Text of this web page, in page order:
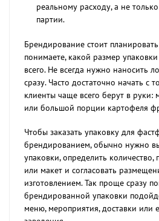
реальному расходу, а не
партии.
Брендирование стоит
понимаете, какой размер
всего. Не всегда нужно наносить
сразу. Часто достаточно начать с
клиенты чаще всего берут в руки:
или большой порции картофеля
Чтобы заказать упаковку для
брендированием, обычно нужно
упаковки, определить количество,
или макет и согласовать
изготовлением. Так проще сразу
брендированной упаковки
меню, мероприятия, доставки или